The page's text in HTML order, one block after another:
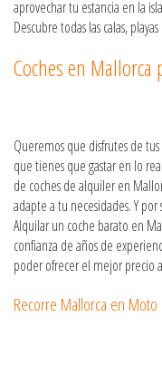
aprovechar tu estancia en la
Descubre todas las calas,
Coches en
Queremos que disfrutes de tus
que tienes que gastar en lo
de coches de alquiler en
adapte a tu necesidades. Y
Alquilar un coche barato en
confianza de años de
poder ofrecer el mejor precio
Recorre Mallorca en Moto